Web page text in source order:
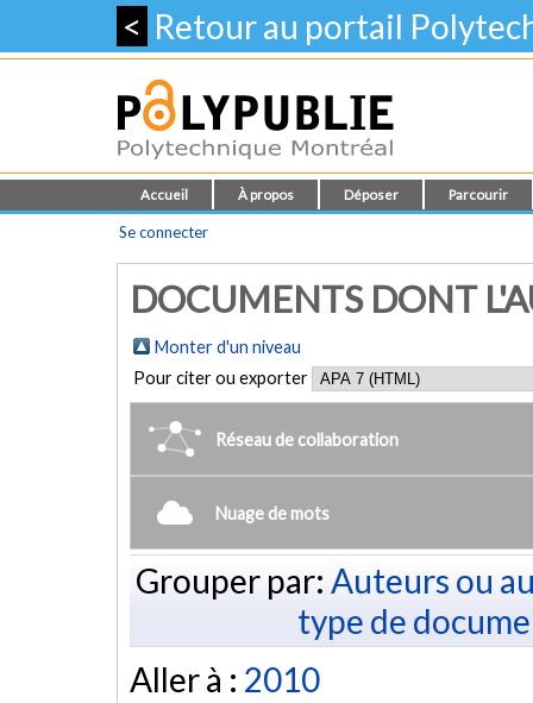
< Retour au portail
Accueil À propos Déposer Parcourir
Se connecter
DOCUMENTS DONT
Monter d'un niveau
Pour citer ou exporter
Réseau de collaboration
Nuage de mots
Grouper par: Auteurs ou
type de
Aller à : 2010